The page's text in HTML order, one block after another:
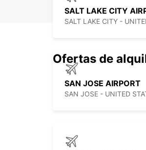
SALT LAKE CITY
SAN JOSE AIRPORT
Ofertas de